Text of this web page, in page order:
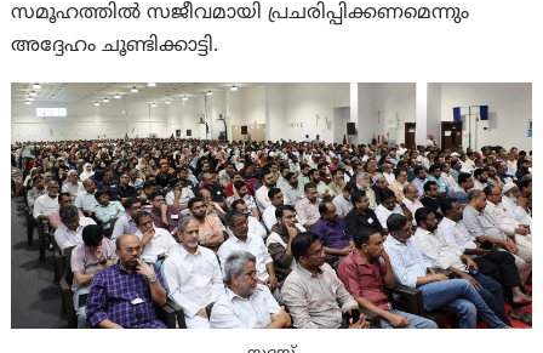
സമൂഹത്തിൽ സജീവമായി പ്രചരിപ്പിക്കണമെന്നും
അദ്ദേഹം ചൂണ്ടിക്കാട്ടി.